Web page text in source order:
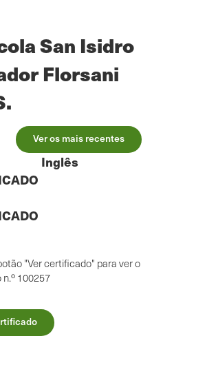
San Isidro
Florsani
Ver os mais recentes
Inglês
"Ver certificado" para ver o
100257